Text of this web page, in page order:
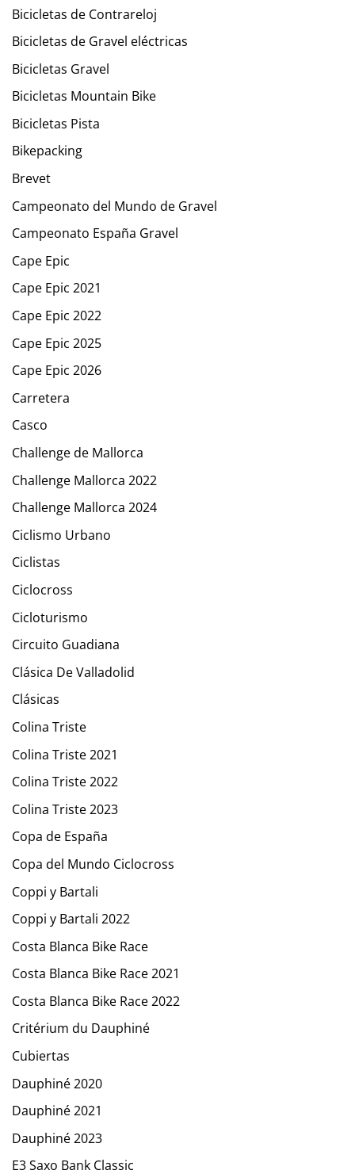
Bicicletas de Contrareloj
Bicicletas de Gravel eléctricas
Bicicletas Gravel
Bicicletas Mountain Bike
Bicicletas Pista
Bikepacking
Brevet
Campeonato del Mundo de Gravel
Campeonato España Gravel
Cape Epic
Cape Epic 2021
Cape Epic 2022
Cape Epic 2025
Cape Epic 2026
Carretera
Casco
Challenge de Mallorca
Challenge Mallorca 2022
Challenge Mallorca 2024
Ciclismo Urbano
Ciclistas
Ciclocross
Cicloturismo
Circuito Guadiana
Clásica De Valladolid
Clásicas
Colina Triste
Colina Triste 2021
Colina Triste 2022
Colina Triste 2023
Copa de España
Copa del Mundo Ciclocross
Coppi y Bartali
Coppi y Bartali 2022
Costa Blanca Bike Race
Costa Blanca Bike Race 2021
Costa Blanca Bike Race 2022
Critérium du Dauphiné
Cubiertas
Dauphiné 2020
Dauphiné 2021
Dauphiné 2023
E3 Saxo Bank Classic